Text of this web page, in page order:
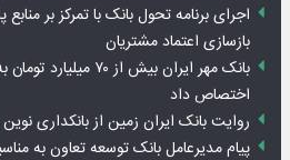
اجرای برنامه تحول بانک با تمرکز بر
بازسازی اعتماد مشتریان
بانک مهر ایران بیش
اختصاص داد
روایت بانک ایران زمین از بانکداری